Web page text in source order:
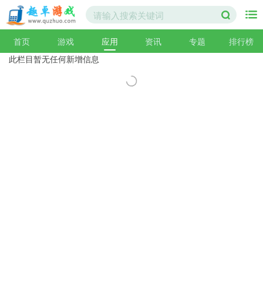
首页 游戏 应用 资讯 专题
排行榜
此栏目暂无任何新增信息